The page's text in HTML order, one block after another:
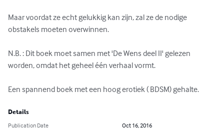
Maar voordat ze echt gelukkig kan zijn, zal ze de nodige
obstakels moeten overwinnen.
N.B. : Dit boek moet samen met 'De Wens deel II' gelezen
worden, omdat het geheel één verhaal vormt.
Een spannend boek met een hoog erotiek ( BDSM) gehalte.
Details
Publication Date
Oct 16, 2016